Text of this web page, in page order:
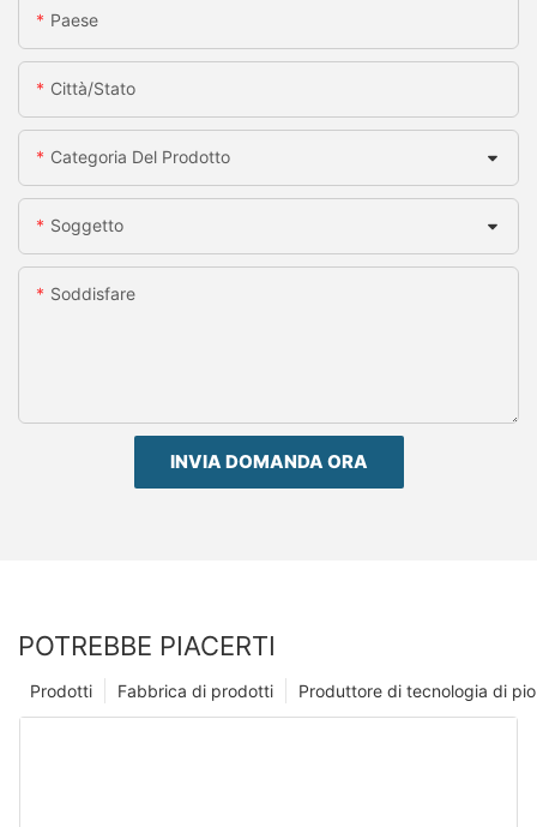
Paese
Città/stato
Categoria Del Prodotto
Soggetto
Soddisfare
INVIA DOMANDA ORA
POTREBBE PIACERTI
Produttore di tecnologia di
Fabbrica di prodotti
Prodotti